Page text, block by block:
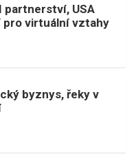
partnerství, USA
pro virtuální vztahy
byznys, řeky v